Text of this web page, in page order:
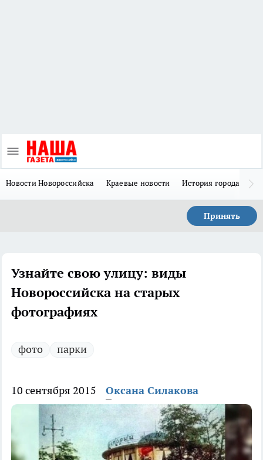
Новости Новороссийска Краевые новости История города Н
Принять
Узнайте свою улицу: виды
Новороссийска на старых
фотографиях
фото парки
10 сентября 2015 Оксана Силакова